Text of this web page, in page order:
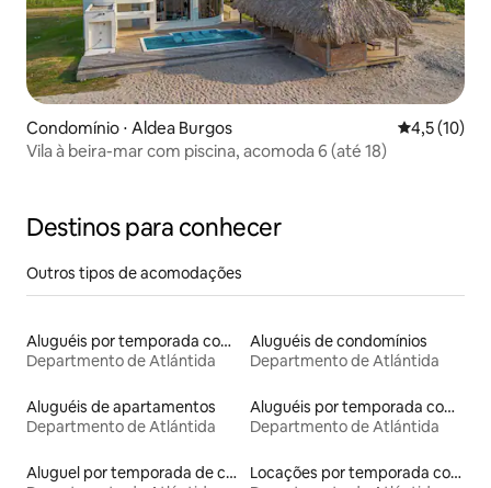
Condomínio ⋅ Aldea Burgos 4,5 de uma
4,5 (10)
Vila à beira-mar com piscina, acomoda 6 (até 18)
Destinos para conhecer
Outros tipos de acomodações
Aluguéis por temporada com banheira de hidromassagem
Departmento de Atlántida
Aluguéis de condomínios
Departmento de Atlántida
Aluguéis de apartamentos
Departmento de Atlántida
Aluguéis por temporada com acesso à praia
Departmento de Atlántida
Aluguel por temporada de casas de hóspedes
Locações por temporada com piscina